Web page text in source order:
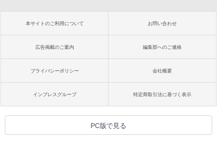
本サイトのご利用について お問い合わせ
広告掲載のご案内 編集部へのご連絡
プライバシーポリシー 会社概要
インプレスグループ 特定商取引法に基づく表示
PC版で見る